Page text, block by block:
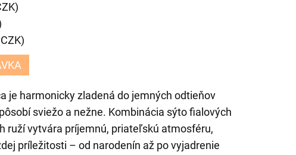
je harmonicky zladená do jemných odtieňov
sviežo a nežne. Kombinácia sýto fialových
ruží vytvára príjemnú, priateľskú atmosféru,
príležitosti – od narodenín až po vyjadrenie